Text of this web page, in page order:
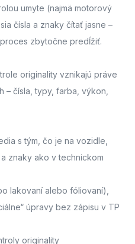
umyte (najmä motorový
čísla a znaky čítať jasne –
zbytočne predĺžiť.
originality vznikajú práve
– čísla, typy, farba, výkon,
s tým, čo je na vozidle,
znaky ako v technickom
lakovaní alebo fóliovaní),
úpravy bez zápisu v TP
originality